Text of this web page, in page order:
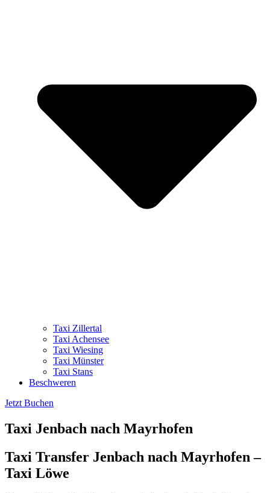
Taxi Zillertal
Taxi Achensee
Taxi Wiesing
Taxi Münster
Taxi Stans
Beschweren
Jetzt Buchen
Taxi Jenbach nach Mayrhofen
Taxi Transfer Jenbach nach Mayrhofen –
Taxi Löwe